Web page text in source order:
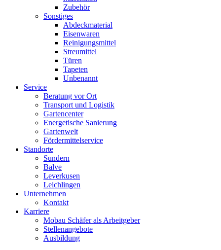
Zubehör
Sonstiges
Abdeckmaterial
Eisenwaren
Reinigungsmittel
Streumittel
Türen
Tapeten
Unbenannt
Service
Beratung vor Ort
Transport und Logistik
Gartencenter
Energetische Sanierung
Gartenwelt
Fördermittelservice
Standorte
Sundern
Balve
Leverkusen
Leichlingen
Unternehmen
Kontakt
Karriere
Mobau Schäfer als Arbeitgeber
Stellenangebote
Ausbildung